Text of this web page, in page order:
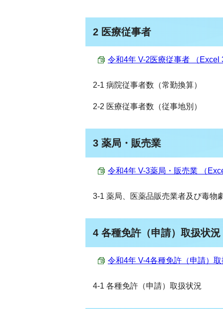
2 医療従事者
令和4年 V-2医療従事者 （Excel
2-1 病院従事者数（常勤換算）
2-2 医療従事者数（従事地別）
3 薬局・販売業
令和4年 V-3薬局・販売業 （
3-1 薬局、医薬品販売業者及び毒物
4 各種免許（申請）取扱状況
令和4年 V-4各種免許（申請）取
4-1 各種免許（申請）取扱状況